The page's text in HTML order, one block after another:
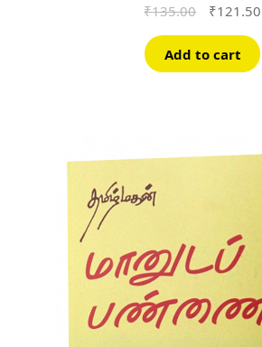
₹135.00
Original
was:
₹135.00.
₹121.50
Add to cart